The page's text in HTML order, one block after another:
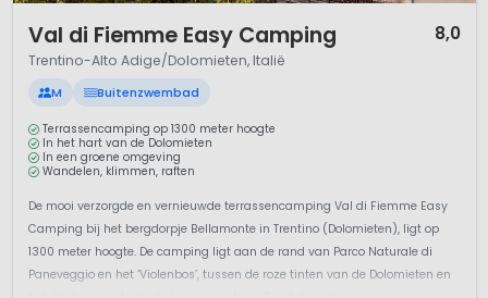
Val di Fiemme Easy Camping 8,0
Trentino-Alto Adige/Dolomieten, Italië
M Buitenzwembad
Terrassencamping op 1300 meter hoogte
In het hart van de Dolomieten
In een groene omgeving
Wandelen, klimmen, raften
De mooi verzorgde en vernieuwde terrassencamping Val di Fiemme Easy
Camping bij het bergdorpje Bellamonte in Trentino (Dolomieten), ligt op
1300 meter hoogte. De camping ligt aan de rand van Parco Naturale di
Paneveggio en het ‘Violenbos’, tussen de roze tinten van de Dolomieten en